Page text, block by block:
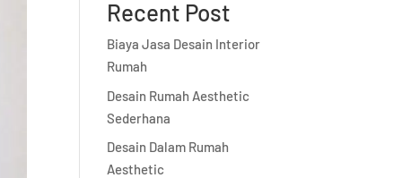
Recent Post
Biaya Jasa Desain Interior
Rumah
Desain Rumah Aesthetic
Sederhana
Desain Dalam Rumah
Aesthetic